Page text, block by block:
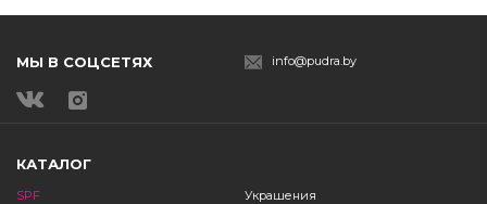
МЫ В СОЦСЕТЯХ info@pudra.by
КАТАЛОГ
SPF
Украшения